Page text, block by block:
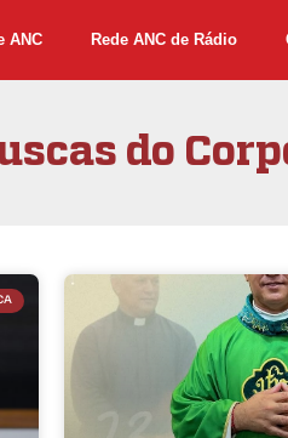
ANC Rede ANC de Rádio
do